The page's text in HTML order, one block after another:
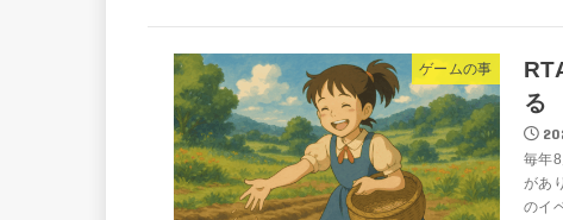
ゲームの事
る
毎年
があ
のイ